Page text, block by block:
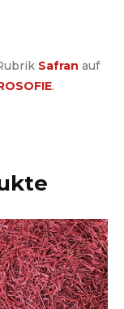
Safran auf
.